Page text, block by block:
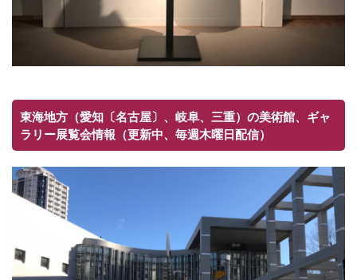
東海地方（愛知〔名古屋〕、岐阜、三重）の美術館、ギャ
ラリー展覧会情報（更新中、毎週木曜日配信）